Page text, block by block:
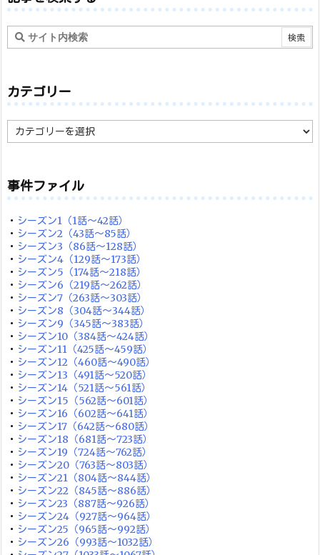
カテゴリー
カ
テ
ー
事件ファイル
・ シーズン1（1話～42話）
・ シーズン2（43話～85話）
・ シーズン3（86話～128話）
・ シーズン4（129話～173話）
・ シーズン5（174話～218話）
・ シーズン6（219話～262話）
・ シーズン7（263話～303話）
・ シーズン8（304話～344話）
・ シーズン9（345話～383話）
・ シーズン10（384話～424話）
・ シーズン11（425話～459話）
・ シーズン12（460話～490話）
・ シーズン13（491話～520話）
・ シーズン14（521話～561話）
・ シーズン15（562話～601話）
・ シーズン16（602話～641話）
・ シーズン17（642話～680話）
・ シーズン18（681話～723話）
・ シーズン19（724話～762話）
・ シーズン20（763話～803話）
・ シーズン21（804話～844話）
・ シーズン22（845話～886話）
・ シーズン23（887話～926話）
・ シーズン24（927話～964話）
・ シーズン25（965話～992話）
・ シーズン26（993話～1032話）